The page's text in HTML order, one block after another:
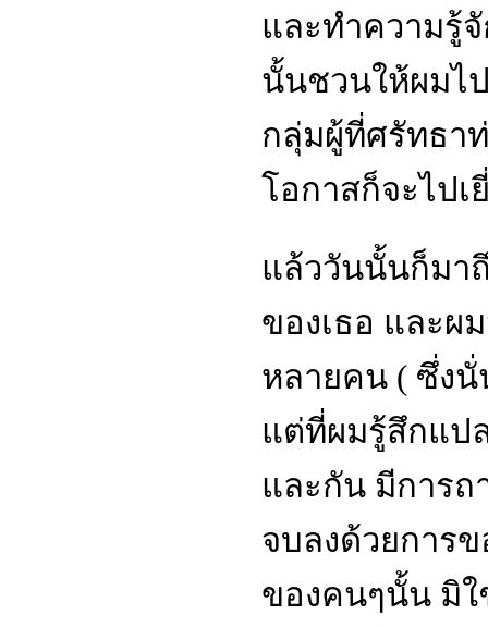
และทำความรู้
นั้นชวนให้ผมไ
กลุ่มผู้ที่ศรัทธา
โอกาสก็จะไปเ
แล้ววันนั้นก็มา
ของเธอ และผ
หลายคน ( ซึ่งนั่
แต่ที่ผมรู้สึกแป
และกัน มีการ
จบลงด้วยการ
ของคนๆนั้น มิใ